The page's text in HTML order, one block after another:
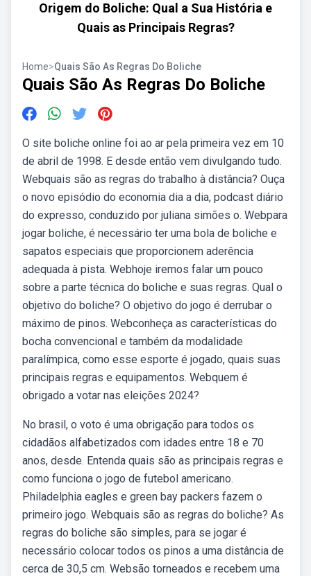
Origem do Boliche: Qual a Sua História e
Quais as Principais Regras?
Home>Quais São As Regras Do Boliche
Quais São As Regras Do Boliche
O site boliche online foi ao ar pela primeira vez em 10
de abril de 1998. E desde então vem divulgando tudo.
Webquais são as regras do trabalho à distância? Ouça
o novo episódio do economia dia a dia, podcast diário
do expresso, conduzido por juliana simões o. Webpara
jogar boliche, é necessário ter uma bola de boliche e
sapatos especiais que proporcionem aderência
adequada à pista. Webhoje iremos falar um pouco
sobre a parte técnica do boliche e suas regras. Qual o
objetivo do boliche? O objetivo do jogo é derrubar o
máximo de pinos. Webconheça as características do
bocha convencional e também da modalidade
paralímpica, como esse esporte é jogado, quais suas
principais regras e equipamentos. Webquem é
obrigado a votar nas eleições 2024?
No brasil, o voto é uma obrigação para todos os
cidadãos alfabetizados com idades entre 18 e 70
anos, desde. Entenda quais são as principais regras e
como funciona o jogo de futebol americano.
Philadelphia eagles e green bay packers fazem o
primeiro jogo. Webquais são as regras do boliche? As
regras do boliche são simples, para se jogar é
necessário colocar todos os pinos a uma distância de
cerca de 30,5 cm. Websão torneados e recebem uma